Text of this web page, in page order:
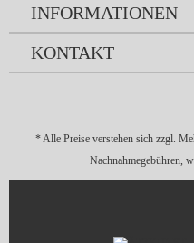
INFORMATIONEN
KONTAKT
* Alle Preise verstehen sich zzgl.
Nachnahmegebühren,